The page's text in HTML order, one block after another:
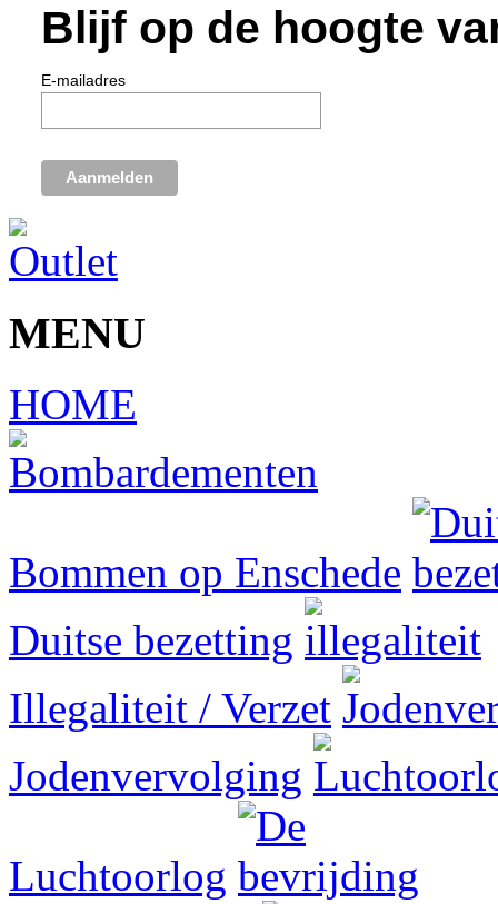
Blijf op de hoogte
E-mailadres
MENU
HOME
Bommen op Enschede
Duitse bezetting
Illegaliteit / Verzet
Jodenvervolging
Luchtoorlog